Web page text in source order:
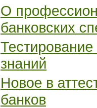
О
банковских
знаний
Новое в
банков